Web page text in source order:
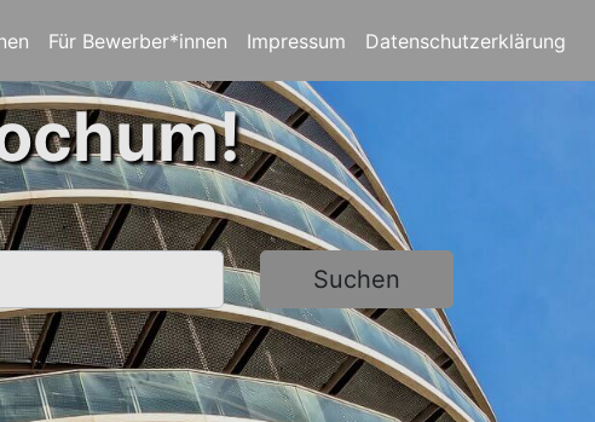
Für Bewerber*innen Impressum Datenschutzerklärung
Suchen